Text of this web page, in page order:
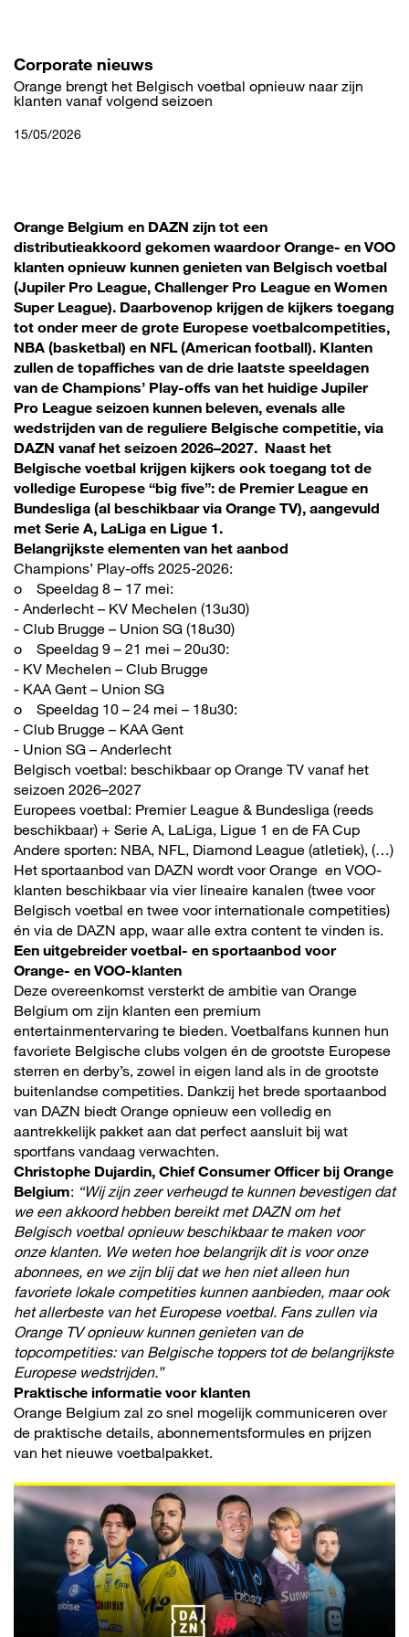
inhoud
gaan
Corporate nieuws
Orange brengt het Belgisch voetbal opnieuw naar zijn
klanten vanaf volgend seizoen
15/05/2026
Orange Belgium en DAZN zijn tot een
distributieakkoord gekomen waardoor Orange- en VOO
klanten opnieuw kunnen genieten van Belgisch voetbal
(Jupiler Pro League, Challenger Pro League en Women
Super League). Daarbovenop krijgen de kijkers toegang
tot onder meer de grote Europese voetbalcompetities,
NBA (basketbal) en NFL (American football). Klanten
zullen de topaffiches van de drie laatste speeldagen
van de Champions’ Play-offs van het huidige Jupiler
Pro League seizoen kunnen beleven, evenals alle
wedstrijden van de reguliere Belgische competitie, via
DAZN vanaf het seizoen 2026–2027. Naast het
Belgische voetbal krijgen kijkers ook toegang tot de
volledige Europese “big five”: de Premier League en
Bundesliga (al beschikbaar via Orange TV), aangevuld
met Serie A, LaLiga en Ligue 1.
Belangrijkste elementen van het aanbod
Champions’ Play-offs 2025-2026:
o Speeldag 8 – 17 mei:
- Anderlecht – KV Mechelen (13u30)
- Club Brugge – Union SG (18u30)
o Speeldag 9 – 21 mei – 20u30:
- KV Mechelen – Club Brugge
- KAA Gent – Union SG
o Speeldag 10 – 24 mei – 18u30:
- Club Brugge – KAA Gent
- Union SG – Anderlecht
Belgisch voetbal: beschikbaar op Orange TV vanaf het
seizoen 2026–2027
Europees voetbal: Premier League & Bundesliga (reeds
beschikbaar) + Serie A, LaLiga, Ligue 1 en de FA Cup
Andere sporten: NBA, NFL, Diamond League (atletiek), (…)
Het sportaanbod van DAZN wordt voor Orange en VOO-
klanten beschikbaar via vier lineaire kanalen (twee voor
Belgisch voetbal en twee voor internationale competities)
én via de DAZN app, waar alle extra content te vinden is.
Een uitgebreider voetbal- en sportaanbod voor
Orange- en VOO-klanten
Deze overeenkomst versterkt de ambitie van Orange
Belgium om zijn klanten een premium
entertainmentervaring te bieden. Voetbalfans kunnen hun
favoriete Belgische clubs volgen én de grootste Europese
sterren en derby’s, zowel in eigen land als in de grootste
buitenlandse competities. Dankzij het brede sportaanbod
van DAZN biedt Orange opnieuw een volledig en
aantrekkelijk pakket aan dat perfect aansluit bij wat
sportfans vandaag verwachten.
Christophe Dujardin, Chief Consumer Officer bij Orange
Belgium: “Wij zijn zeer verheugd te kunnen bevestigen dat
we een akkoord hebben bereikt met DAZN om het
Belgisch voetbal opnieuw beschikbaar te maken voor
onze klanten. We weten hoe belangrijk dit is voor onze
abonnees, en we zijn blij dat we hen niet alleen hun
favoriete lokale competities kunnen aanbieden, maar ook
het allerbeste van het Europese voetbal. Fans zullen via
Orange TV opnieuw kunnen genieten van de
topcompetities: van Belgische toppers tot de belangrijkste
Europese wedstrijden.”
Praktische informatie voor klanten
Orange Belgium zal zo snel mogelijk communiceren over
de praktische details, abonnementsformules en prijzen
van het nieuwe voetbalpakket.